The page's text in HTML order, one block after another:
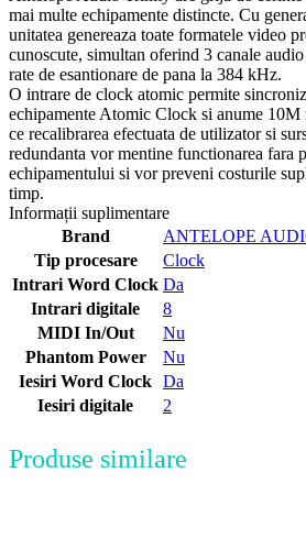
mai multe echipamente distincte. Cu
unitatea genereaza toate formatele video
cunoscute, simultan oferind 3 canale
rate de esantionare de pana la 384 kHz.
O intrare de clock atomic permite
echipamente Atomic Clock si anume
ce recalibrarea efectuata de utilizator si
redundanta vor mentine functionarea fara
echipamentului si vor preveni costurile
timp.
Informații suplimentare
Brand
ANTELOPE
Tip procesare
Clock
Intrari Word Clock Da
Intrari digitale
8
MIDI In/Out
Nu
Phantom Power
Nu
Iesiri Word Clock Da
Iesiri digitale
2
Produse similare